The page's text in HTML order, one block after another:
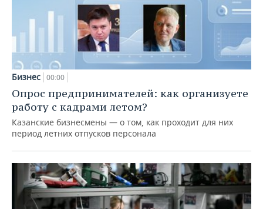
Бизнес 00:00
Опрос предпринимателей: как организуете
работу с кадрами летом?
Казанские бизнесмены — о том, как проходит для них
период летних отпусков персонала